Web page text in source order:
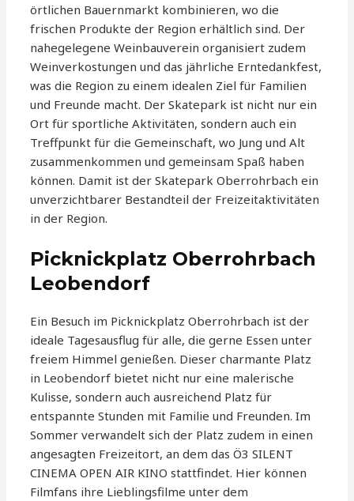
örtlichen Bauernmarkt kombinieren, wo die
frischen Produkte der Region erhältlich sind. Der
nahegelegene Weinbauverein organisiert zudem
Weinverkostungen und das jährliche Erntedankfest,
was die Region zu einem idealen Ziel für Familien
und Freunde macht. Der Skatepark ist nicht nur ein
Ort für sportliche Aktivitäten, sondern auch ein
Treffpunkt für die Gemeinschaft, wo Jung und Alt
zusammenkommen und gemeinsam Spaß haben
können. Damit ist der Skatepark Oberrohrbach ein
unverzichtbarer Bestandteil der Freizeitaktivitäten
in der Region.
Picknickplatz Oberrohrbach
Leobendorf
Ein Besuch im Picknickplatz Oberrohrbach ist der
ideale Tagesausflug für alle, die gerne Essen unter
freiem Himmel genießen. Dieser charmante Platz
in Leobendorf bietet nicht nur eine malerische
Kulisse, sondern auch ausreichend Platz für
entspannte Stunden mit Familie und Freunden. Im
Sommer verwandelt sich der Platz zudem in einen
angesagten Freizeitort, an dem das Ö3 SILENT
CINEMA OPEN AIR KINO stattfindet. Hier können
Filmfans ihre Lieblingsfilme unter dem